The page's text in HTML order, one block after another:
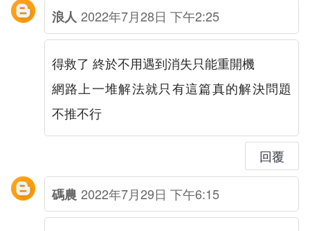
浪人 2022年7月28日 下午2:25
得救了 終於不用遇到消失只能重開機
網路上一堆解法就只有這篇真的解決問題
不推不行
回覆
碼農 2022年7月29日 下午6:15